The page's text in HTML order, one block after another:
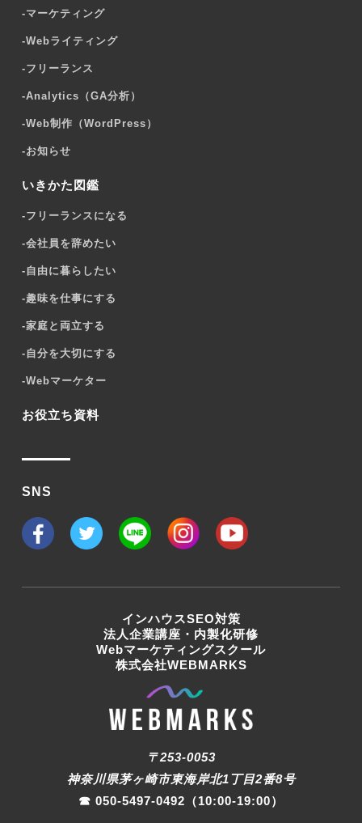
-マーケティング
-Webライティング
-フリーランス
-Analytics（GA分析）
-Web制作（WordPress）
-お知らせ
いきかた図鑑
-フリーランスになる
-会社員を辞めたい
-自由に暮らしたい
-趣味を仕事にする
-家庭と両立する
-自分を大切にする
-Webマーケター
お役立ち資料
SNS
インハウスSEO対策
法人企業講座・内製化研修
Webマーケティングスクール
株式会社WEBMARKS
〒253-0053
神奈川県茅ヶ崎市東海岸北1丁目2番8号
☎︎ 050-5497-0492 （10:00-19:00）